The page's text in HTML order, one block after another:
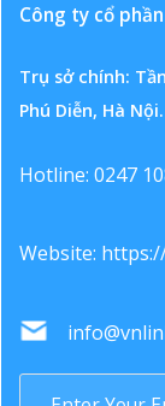
Công ty cổ
Trụ sở chính:
Phú Diễn, Hà Nội.
Hotline: 0247
Website: